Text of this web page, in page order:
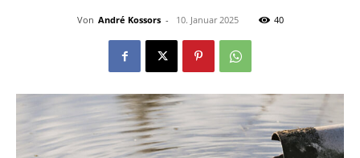
Von André Kossors - 10. Januar 2025 40